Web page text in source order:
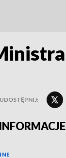
UDOSTĘPNIJ: